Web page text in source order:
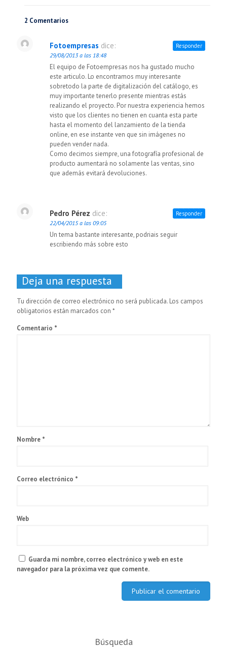
2 Comentarios
Fotoempresas dice:
29/08/2013 a las 18:48
El equipo de Fotoempresas nos ha gustado mucho
este articulo. Lo encontramos muy interesante
sobretodo la parte de digitalización del catálogo, es
muy importante tenerlo presente mientras estás
realizando el proyecto. Por nuestra experiencia hemos
visto que los clientes no tienen en cuanta esta parte
hasta el momento del lanzamiento de la tienda
online, en ese instante ven que sin imágenes no
pueden vender nada.
Como decimos siempre, una fotografía profesional de
producto aumentará no solamente las ventas, sino
que además evitará devoluciones.
Responder
Pedro Pérez dice:
22/04/2015 a las 09:05
Un tema bastante interesante, podriais seguir
escribiendo más sobre esto
Responder
Deja una respuesta
Tu dirección de correo electrónico no será publicada. Los campos
obligatorios están marcados con *
Comentario *
Nombre *
Correo electrónico *
Web
Guarda mi nombre, correo electrónico y web en este
navegador para la próxima vez que comente.
Búsqueda